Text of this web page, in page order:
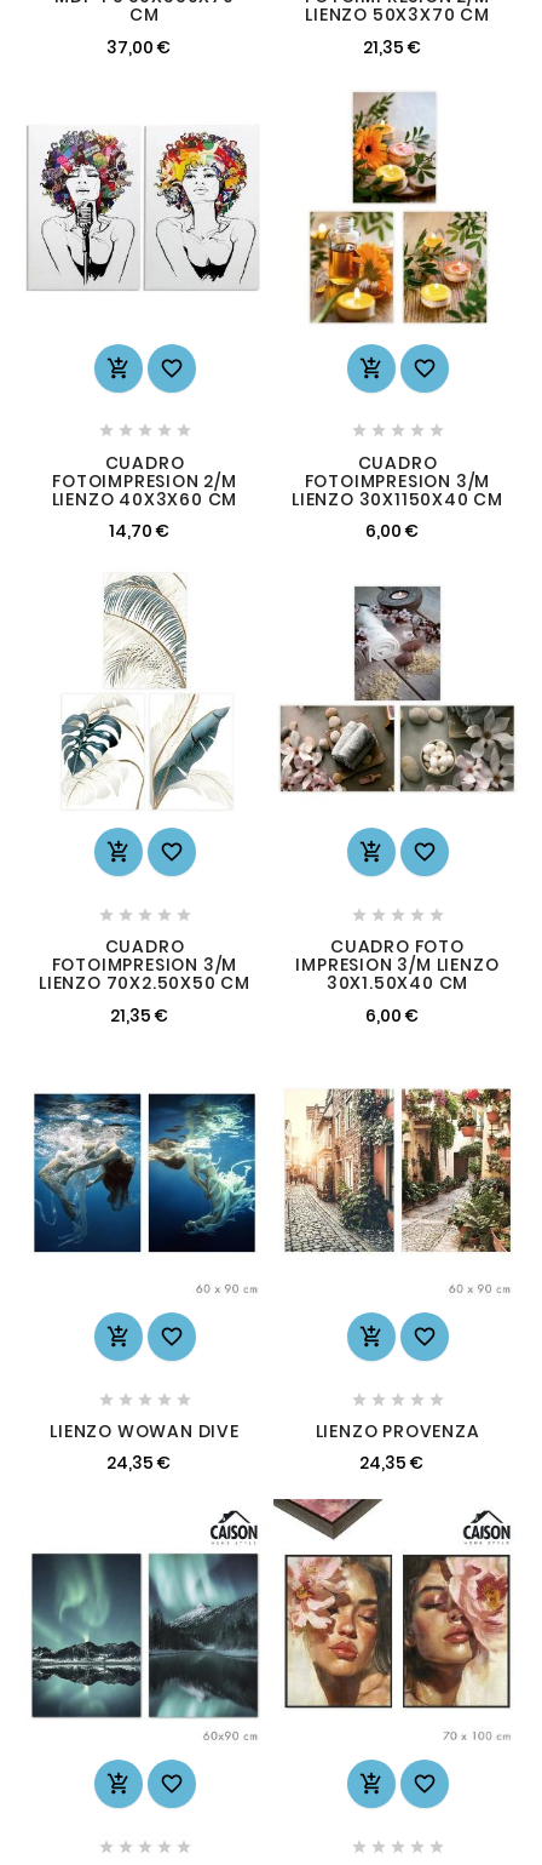
CM
37,00 €
LIENZO 50X3X70 CM
21,35 €
 
    
CUADRO
FOTOIMPRESION 2/M
LIENZO 40X3X60 CM
14,70 €
 
    
CUADRO
FOTOIMPRESION 3/M
LIENZO 30X1150X40 CM
6,00 €
 
    
CUADRO
FOTOIMPRESION 3/M
LIENZO 70X2.50X50 CM
21,35 €
 
    
CUADRO FOTO
IMPRESION 3/M LIENZO
30X1.50X40 CM
6,00 €
 
    
LIENZO WOWAN DIVE
24,35 €
 
    
LIENZO PROVENZA
24,35 €
 
    
 
    